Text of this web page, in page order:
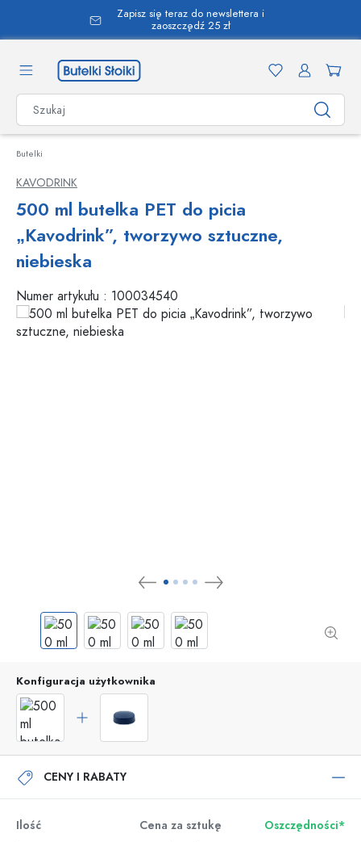
zawartości
Zapisz się teraz do newslettera i
zaoszczędź 25 zł
Butelki
KAVODRINK
500 ml butelka PET do picia
„Kavodrink”, tworzywo sztuczne,
niebieska
Numer artykułu : 100034540
Konfiguracja użytkownika
CENY I RABATY
Ilość Cena za sztukę
Oszczędności*